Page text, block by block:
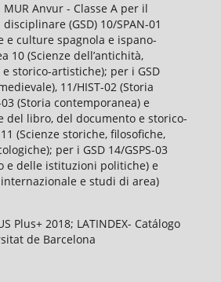
MUR Anvur - Classe A per il
(GSD) 10/SPAN-01
e culture spagnola e ispano-
10 (Scienze dell’antichità,
storico-artistiche); per i GSD
11/HIST-02 (Storia
(Storia contemporanea) e
del libro, del documento e storico-
(Scienze storiche, filosofiche,
per i GSD 14/GSPS-03
e delle istituzioni politiche) e
internazionale e studi di area)
Plus+ 2018; LATINDEX- Catálogo
de Barcelona